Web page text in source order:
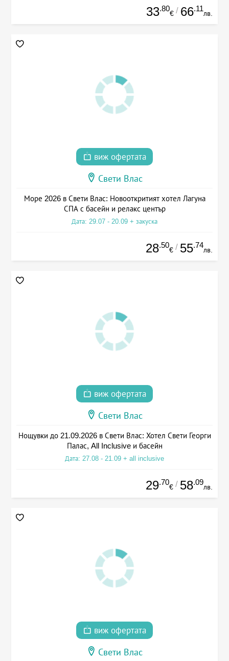
33.80
€ / 66.11
лв.
виж офертата
Свети Влас
Море 2026 в Свети Влас: Новооткритият хотел Лагуна
СПА с басейн и релакс център
Дата: 29.07 - 20.09 + закуска
28.50
€ / 55.74
лв.
виж офертата
Свети Влас
Нощувки до 21.09.2026 в Свети Влас: Хотел Свети Георги
Палас, All Inclusive и басейн
Дата: 27.08 - 21.09 + all inclusive
29.70
€ / 58.09
лв.
виж офертата
Свети Влас